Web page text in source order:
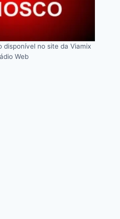
disponível no site da Viamix
Web